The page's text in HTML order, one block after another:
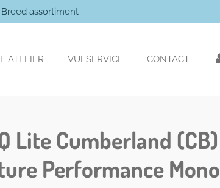
Breed assortiment
ATELIER VULSERVICE CONTACT
Lite Cumberland (CB)
Performance Mono